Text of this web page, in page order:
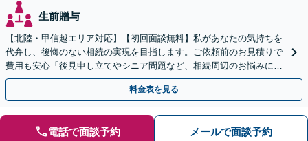
生前贈与
【北陸・甲信越エリア対応】【初回面談無料】私があなたの気持ちを
代弁し、後悔のない相続の実現を目指します。ご依頼前のお見積りで
費用も安心「後見申し立てやシニア問題など、相続周辺のお悩みにも
対処可能」【WEB面談対応】
料金表を見る
電話で面談予約 メールで面談予約